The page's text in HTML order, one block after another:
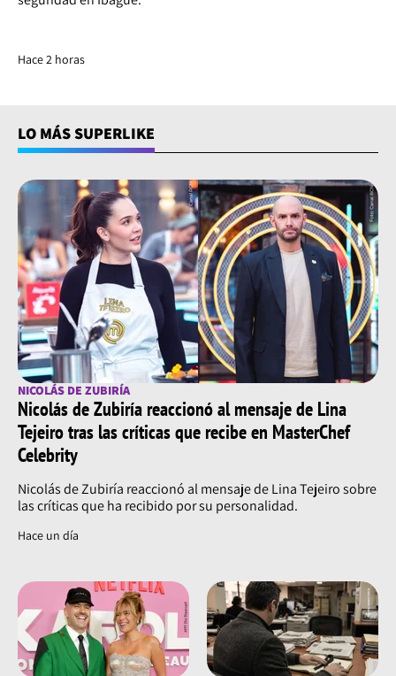
Hace 2 horas
LO MÁS SUPERLIKE
NICOLÁS DE ZUBIRÍA
Nicolás de Zubiría reaccionó al mensaje de Lina
Tejeiro tras las críticas que recibe en MasterChef
Celebrity
Nicolás de Zubiría reaccionó al mensaje de Lina Tejeiro sobre
las críticas que ha recibido por su personalidad.
Hace un día